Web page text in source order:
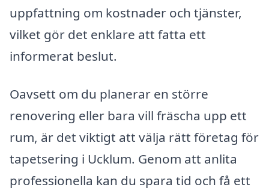
uppfattning om kostnader och tjänster,
vilket gör det enklare att fatta ett
informerat beslut.
Oavsett om du planerar en större
renovering eller bara vill fräscha upp ett
rum, är det viktigt att välja rätt företag för
tapetsering i Ucklum. Genom att anlita
professionella kan du spara tid och få ett